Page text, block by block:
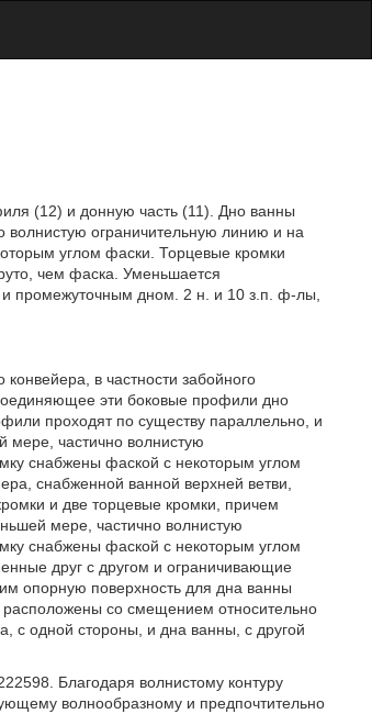
(12) и донную часть (11). Дно ванны
волнистую ограничительную линию и на
углом фаски. Торцевые кромки
чем фаска. Уменьшается
и промежуточным дном. 2 н. и 10 з.п. ф-лы,
в частности забойного
эти боковые профили дно
проходят по существу параллельно, и
мере, частично волнистую
снабжены фаской с некоторым углом
снабженной ванной верхней ветви,
и две торцевые кромки, причем
мере, частично волнистую
снабжены фаской с некоторым углом
друг с другом и ограничивающие
опорную поверхность для дна ванны
со смещением относительно
с одной стороны, и дна ванны, с другой
Благодаря волнистому контуру
волнообразному и предпочтительно